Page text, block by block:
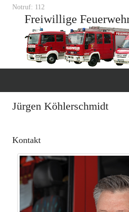
Notruf: 112
Freiwillige
Jürgen Köhlerschmidt
Kontakt